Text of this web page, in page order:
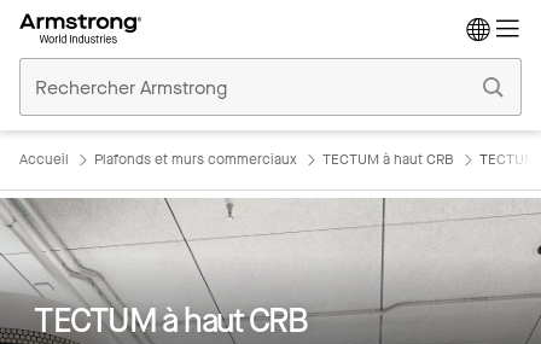
Plafonds
Commerciaux
Accueil Plafonds et murs commerciaux TECTUM à haut CRB
TECTUM à haut CRB